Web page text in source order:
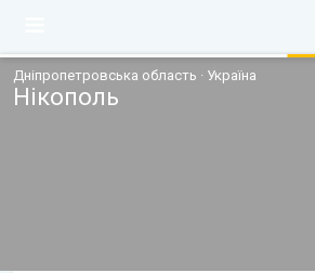
Дніпропетровська область · Україна
Нікополь